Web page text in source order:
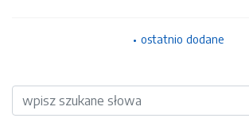
ostatnio dodane
Wyszukiwarka